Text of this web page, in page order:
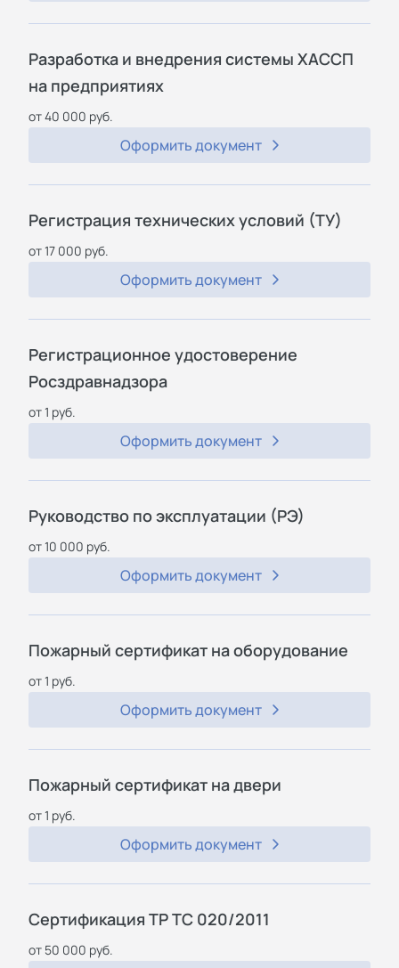
Разработка и внедрения системы ХАССП
на предприятиях
от 40 000 руб.
Оформить документ
Регистрация технических условий (ТУ)
от 17 000 руб.
Оформить документ
Регистрационное удостоверение
Росздравнадзора
от 1 руб.
Оформить документ
Руководство по эксплуатации (РЭ)
от 10 000 руб.
Оформить документ
Пожарный сертификат на оборудование
от 1 руб.
Оформить документ
Пожарный сертификат на двери
от 1 руб.
Оформить документ
Сертификация ТР ТС 020/2011
от 50 000 руб.